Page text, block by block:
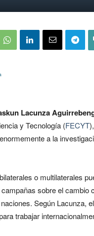
Lacunza
y Tecnología (FECYT
a la
o multilaterales
sobre el cambio
Según Lacunza,
trabajar